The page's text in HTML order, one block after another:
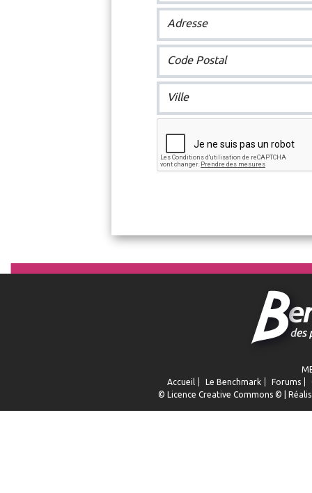
Adresse
Code Postal
Ville
Accueil
Le Benchmark Forums
© Licence Creative Commons © |